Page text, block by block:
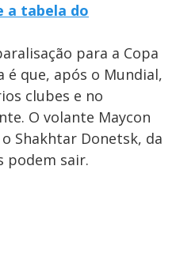
a tabela do
para a Copa
é que, após o Mundial,
clubes e no
O volante Maycon
Shakhtar Donetsk, da
podem sair.